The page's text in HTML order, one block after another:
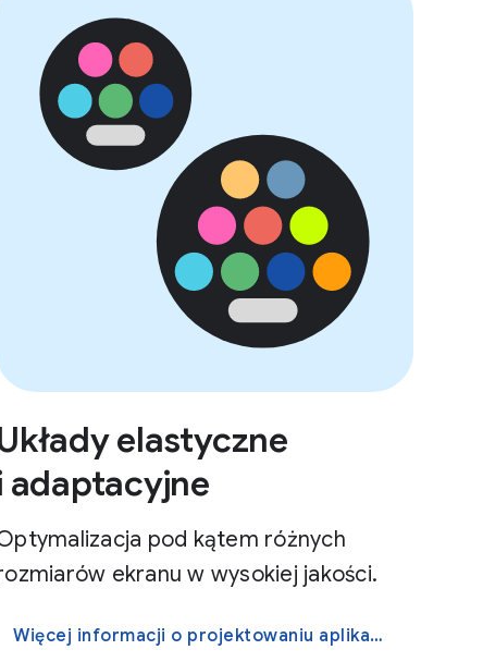
elastyczne
adaptacyjne
pod kątem różnych
ekranu w wysokiej jakości.
Więcej informacji o projektowaniu aplikacji o większej elastyczności